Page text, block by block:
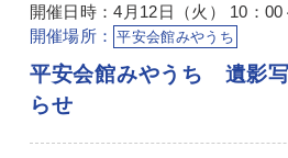
開催日時：4月12日（火） 10：00
開催場所：
平安会館みやうち
平安会館みやうち 遺影
らせ